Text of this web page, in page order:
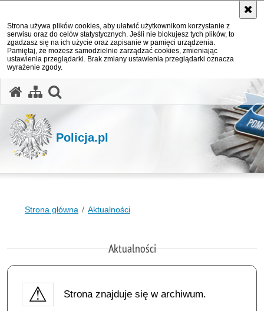
Strona używa plików cookies, aby ułatwić użytkownikom korzystanie z
serwisu oraz do celów statystycznych. Jeśli nie blokujesz tych plików, to
zgadzasz się na ich użycie oraz zapisanie w pamięci urządzenia.
Pamiętaj, że możesz samodzielnie zarządzać cookies, zmieniając
ustawienia przeglądarki. Brak zmiany ustawienia przeglądarki oznacza
wyrażenie zgody.
Policja.pl
Strona główna Aktualności
Aktualności
Strona znajduje się w archiwum.